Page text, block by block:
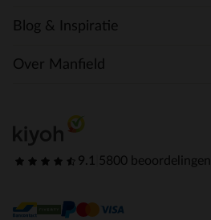
Blog & Inspiratie
Over Manfield
9.1 5800 beoordelingen